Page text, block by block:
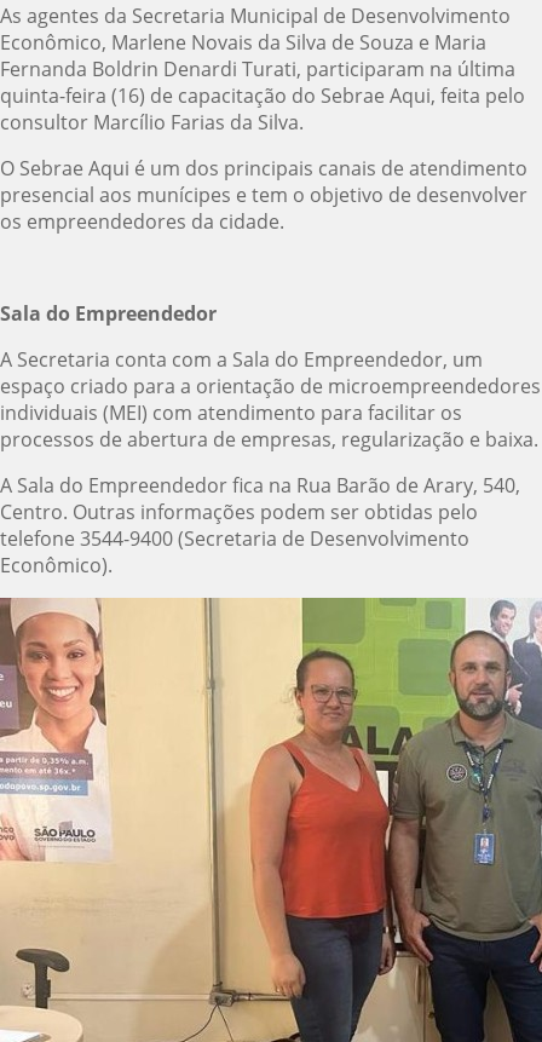
As agentes da Secretaria Municipal de Desenvolvimento
Econômico, Marlene Novais da Silva de Souza e Maria
Fernanda Boldrin Denardi Turati, participaram na última
quinta-feira (16) de capacitação do Sebrae Aqui, feita pelo
consultor Marcílio Farias da Silva.
O Sebrae Aqui é um dos principais canais de atendimento
presencial aos munícipes e tem o objetivo de desenvolver
os empreendedores da cidade.
Sala do Empreendedor
A Secretaria conta com a Sala do Empreendedor, um
espaço criado para a orientação de microempreendedores
individuais (MEI) com atendimento para facilitar os
processos de abertura de empresas, regularização e baixa.
A Sala do Empreendedor fica na Rua Barão de Arary, 540,
Centro. Outras informações podem ser obtidas pelo
telefone 3544-9400 (Secretaria de Desenvolvimento
Econômico).